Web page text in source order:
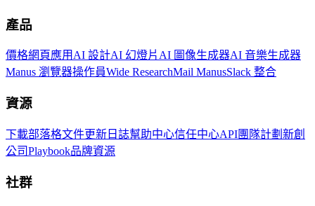
產品
價格網頁應用 AI 設計AI 幻燈片 AI 圖像生成器AI 音樂生成器
Manus 瀏覽器操作員Wide ResearchMail ManusSlack 整合
資源
下載部落格文件更新日誌幫助中心信任中心API團隊計劃 新創
公司Playbook品牌資源
社群